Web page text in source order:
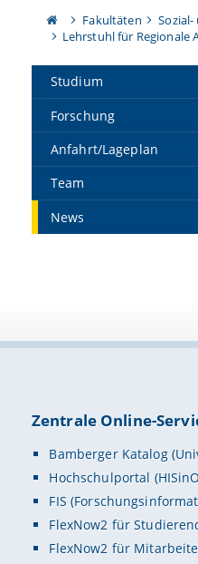
Fakultäten
Lehrstuhl für
Studium
Forschung
Anfahrt/Lageplan
Team
News
Zentrale Online-
Bamberger Katalog
Hochschulportal
FIS
FlexNow2 für
FlexNow2 für